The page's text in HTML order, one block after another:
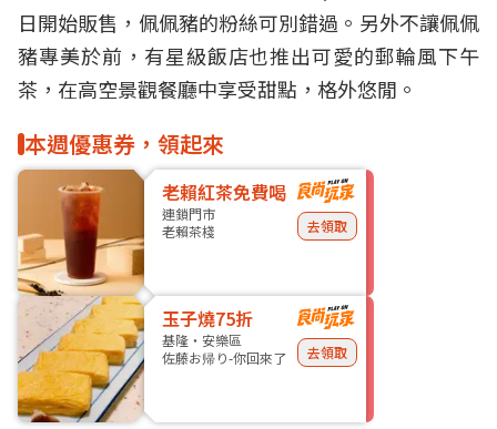
日開始販售，佩佩豬的粉絲可別錯過。另外不讓佩佩
豬專美於前，有星級飯店也推出可愛的郵輪風下午
茶，在高空景觀餐廳中享受甜點，格外悠閒。
本週優惠券，領起來
老賴紅茶免費喝
連鎖門市
老賴茶棧
去領取
玉子燒75折
基隆・安樂區
佐藤お帰り-你回來了
去領取